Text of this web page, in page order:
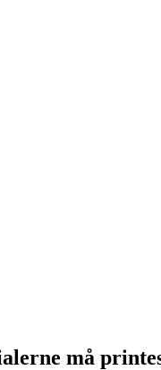
må